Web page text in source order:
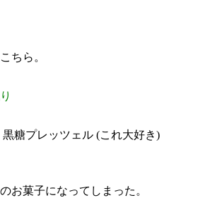
ちら。
糖プレッツェル (これ大好き)
お菓子になってしまった。